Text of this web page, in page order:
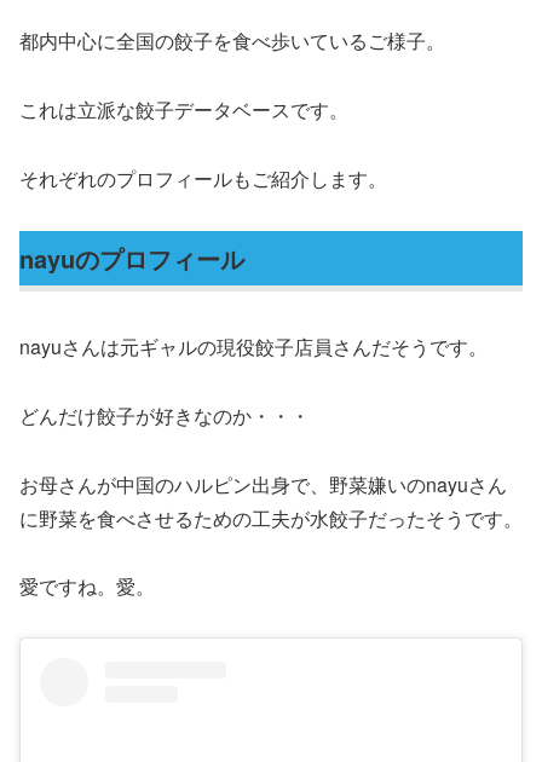
都内中心に全国の餃子を食べ歩いているご様子。
これは立派な餃子データベースです。
それぞれのプロフィールもご紹介します。
nayuのプロフィール
nayuさんは元ギャルの現役餃子店員さんだそうです。
どんだけ餃子が好きなのか・・・
お母さんが中国のハルピン出身で、野菜嫌いのnayuさん
に野菜を食べさせるための工夫が水餃子だったそうです。
愛ですね。愛。